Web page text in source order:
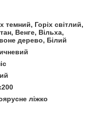
темний, Горіх світлий,
Венге, Вільха,
дерево, Білий
ліжко